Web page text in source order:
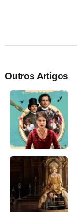
Outros Artigos